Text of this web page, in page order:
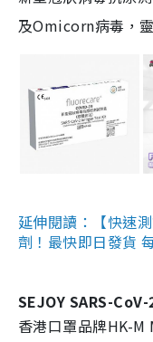
及Omicorn病毒，
延伸閱讀：【快速
劑！最快即日發貨
SEJOY SARS-
香港口罩品牌HK-M